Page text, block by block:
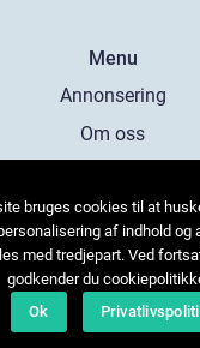
Menu
Annonsering
Om oss
Kontakta oss
Sitemap
bruges cookies til at
af indhold og
med tredjepart. Ved
godkender du
Ok